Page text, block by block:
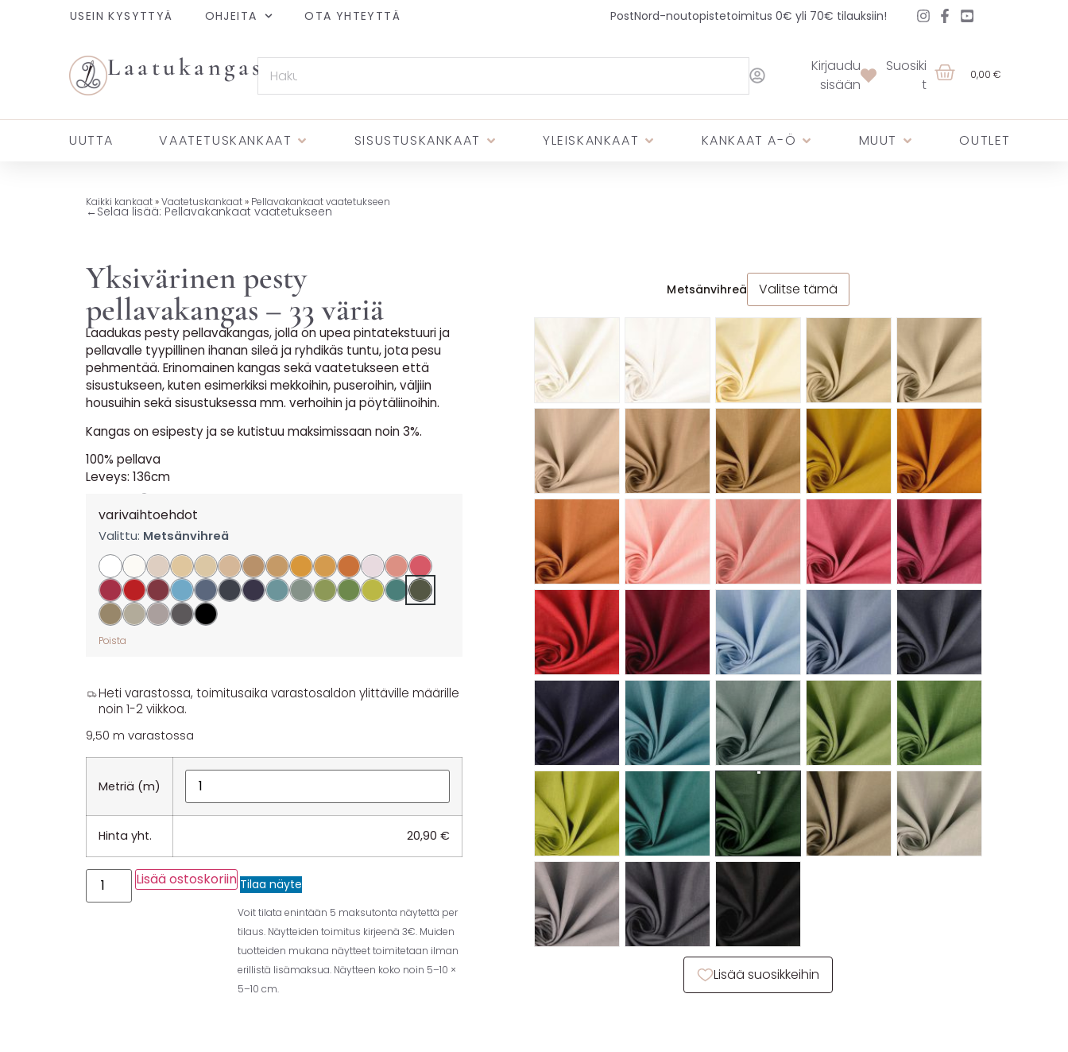
USEIN KYSYTTYÄ OHJEITA OTA YHTEYTTÄ PostNord-noutopistetoimitus 0€ yli 70€ tilauksiin!
Laatukangas
Kirjaudu
sisään
Suosiki
t
0,00 €
UUTTA VAATETUSKANKAAT SISUSTUSKANKAAT YLEISKANKAAT KANKAAT A-Ö MUUT OUTLET
Kaikki kankaat»Vaatetuskankaat» Pellavakankaat vaatetukseen
←Selaa lisää: Pellavakankaat vaatetukseen
Yksivärinen pesty
pellavakangas – 33 väriä
Laadukas pesty pellavakangas, jolla on upea pintatekstuuri ja
pellavalle tyypillinen ihanan sileä ja ryhdikäs tuntu, jota pesu
pehmentää. Erinomainen kangas sekä vaatetukseen että
sisustukseen, kuten esimerkiksi mekkoihin, puseroihin, väljiin
housuihin sekä sisustuksessa mm. verhoihin ja pöytäliinoihin.
Kangas on esipesty ja se kutistuu maksimissaan noin 3%.
100% pellava
Leveys: 136cm
€
varivaihtoehdot
Valittu: Metsänvihreä
Poista
Heti varastossa, toimitusaika varastosaldon ylittäville määrille
noin 1-2 viikkoa.
9,50 m varastossa
Metriä (m)
Hinta yht. 20,90 €
Lisää ostoskoriin Tilaa näyte
Voit tilata enintään 5 maksutonta näytettä per
tilaus. Näytteiden toimitus kirjeenä 3€. Muiden
tuotteiden mukana näytteet toimitetaan ilman
erillistä lisämaksua. Näytteen koko noin 5–10 ×
5–10 cm.
Metsänvihreä Valitse tämä
Lisää suosikkeihin